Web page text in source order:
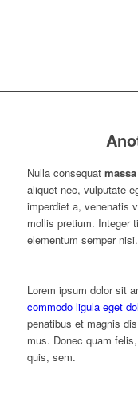
Nulla consequat massa
aliquet nec, vulputate
imperdiet a, venenatis
mollis pretium. Integer
elementum semper nisi.
Lorem ipsum dolor sit
commodo ligula eget
penatibus et magnis
mus. Donec quam
quis, sem.